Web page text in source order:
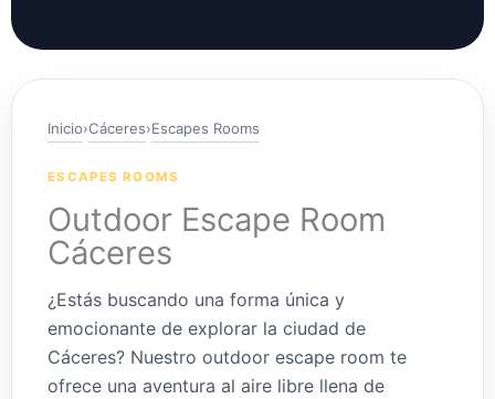
Inicio›Cáceres›Escapes Rooms
ESCAPES ROOMS
Outdoor Escape Room
Cáceres
¿Estás buscando una forma única y
emocionante de explorar la ciudad de
Cáceres? Nuestro outdoor escape room te
ofrece una aventura al aire libre llena de